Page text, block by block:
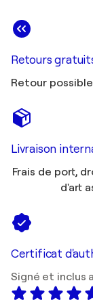
Retours
Retour
Livraison
Frais de port,
d'art
Certificat
Signé et inclus